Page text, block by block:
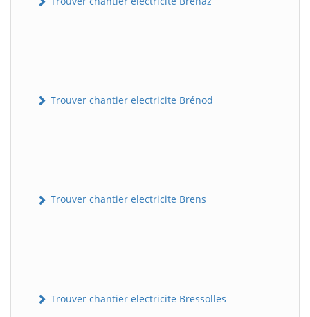
Trouver chantier electricite Brénod
Trouver chantier electricite Brens
Trouver chantier electricite Bressolles